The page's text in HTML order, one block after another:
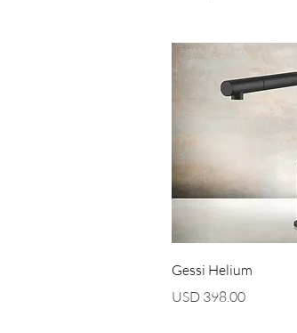
Vista rápida
Gessi Helium
Precio
USD 398.00